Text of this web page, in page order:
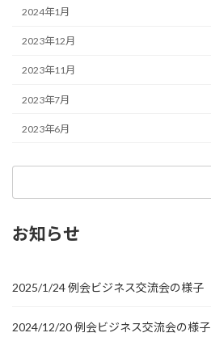
2024年1月
2023年12月
2023年11月
2023年7月
2023年6月
お知らせ
2025/1/24 例会ビジネス交流会の様子
2024/12/20 例会ビジネス交流会の様子